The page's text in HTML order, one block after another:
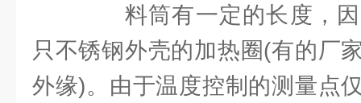
料筒有一定的长度，因
只不锈钢外壳的加热圈(有的厂
外缘)。由于温度控制的测量点